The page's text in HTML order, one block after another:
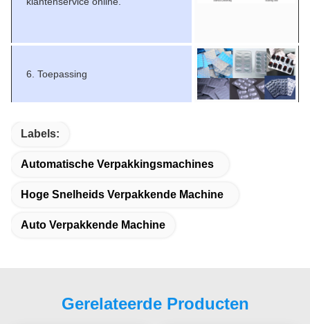
6. Toepassing
Labels:
Automatische Verpakkingsmachines
Hoge Snelheids Verpakkende Machine
Auto Verpakkende Machine
Gerelateerde Producten